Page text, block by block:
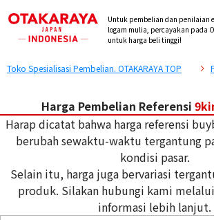
Untuk pembelian dan penilaian
logam mulia, percayakan pada
untuk harga beli tinggi!
Toko Spesialisasi Pembelian. OTAKARAYA TOP
Harga Pembelian Referensi
Harap dicatat bahwa harga referensi
berubah sewaktu-waktu tergantung
kondisi pasar.
Selain itu, harga juga bervariasi
produk. Silakan hubungi kami
informasi lebih lanjut.